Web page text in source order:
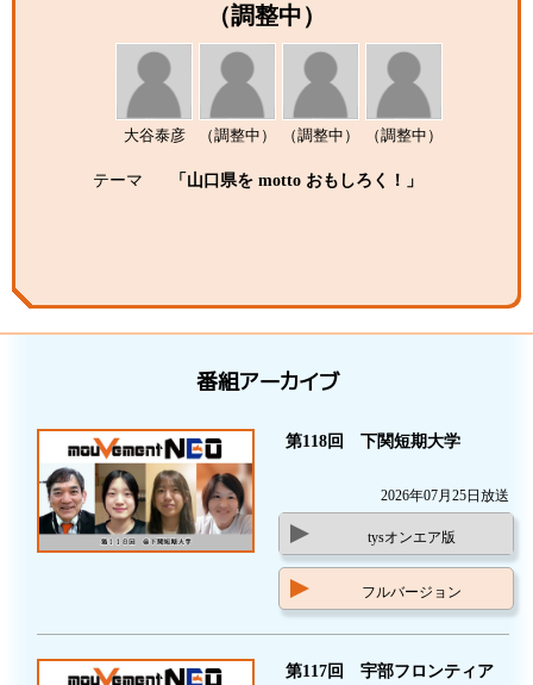
（調整中）
大谷泰彦 （調整中） （調整中） （調整中）
テーマ 「山口県を motto おもしろく！」
番組アーカイブ
第118回 下関短期大学
2026年07月25日放送
tysオンエア版
フルバージョン
第117回 宇部フロンティア